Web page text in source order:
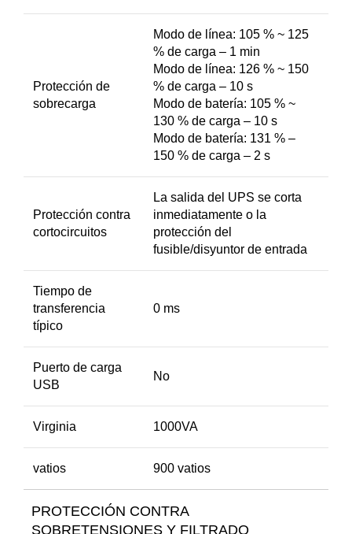
Protección de
sobrecarga
Modo de línea: 105 % ~ 125
% de carga – 1 min
Modo de línea: 126 % ~ 150
% de carga – 10 s
Modo de batería: 105 % ~
130 % de carga – 10 s
Modo de batería: 131 % –
150 % de carga – 2 s
Protección contra
cortocircuitos
La salida del UPS se corta
inmediatamente o la
protección del
fusible/disyuntor de entrada
Tiempo de
transferencia
típico
0 ms
Puerto de carga
USB
No
Virginia 1000VA
vatios 900 vatios
PROTECCIÓN CONTRA
SOBRETENSIONES Y FILTRADO